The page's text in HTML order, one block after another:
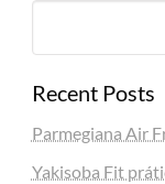
Recent Posts
Parmegiana Air
Yakisoba Fit